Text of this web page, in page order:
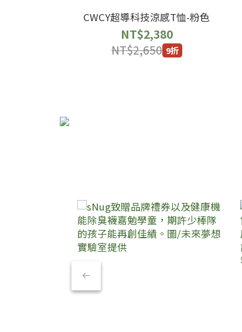
CWCY超導科技涼感T恤-粉色
NT$2,380
NT$2,650 9折